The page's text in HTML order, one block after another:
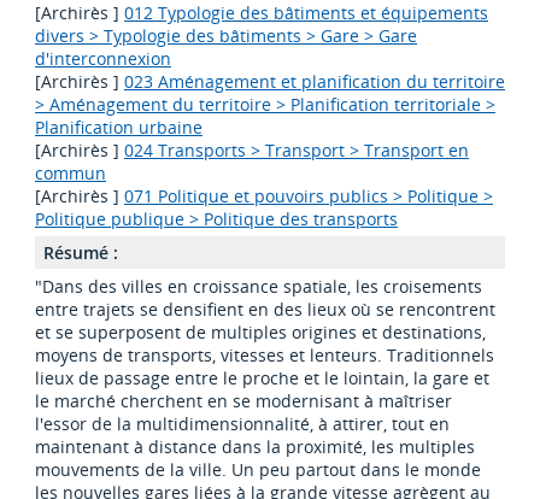
[Archirès ] 012 Typologie des bâtiments et équipements
divers > Typologie des bâtiments > Gare > Gare
d'interconnexion
[Archirès ] 023 Aménagement et planification du territoire
> Aménagement du territoire > Planification territoriale >
Planification urbaine
[Archirès ] 024 Transports > Transport > Transport en
commun
[Archirès ] 071 Politique et pouvoirs publics > Politique >
Politique publique > Politique des transports
Résumé :
"Dans des villes en croissance spatiale, les croisements
entre trajets se densifient en des lieux où se rencontrent
et se superposent de multiples origines et destinations,
moyens de transports, vitesses et lenteurs. Traditionnels
lieux de passage entre le proche et le lointain, la gare et
le marché cherchent en se modernisant à maîtriser
l'essor de la multidimensionnalité, à attirer, tout en
maintenant à distance dans la proximité, les multiples
mouvements de la ville. Un peu partout dans le monde
les nouvelles gares liées à la grande vitesse agrègent au